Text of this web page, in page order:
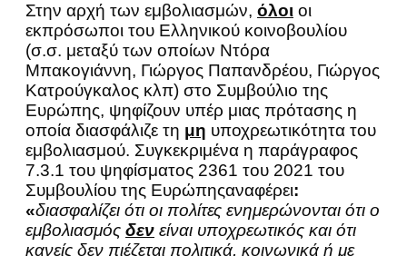
Στην αρχή των εμβολιασμών, όλοι οι
εκπρόσωποι του Ελληνικού κοινοβουλίου
(σ.σ. μεταξύ των οποίων Ντόρα
Μπακογιάννη, Γιώργος Παπανδρέου, Γιώργος
Κατρούγκαλος κλπ) στο Συμβούλιο της
Ευρώπης, ψηφίζουν υπέρ μιας πρότασης η
οποία διασφάλιζε τη μη υποχρεωτικότητα του
εμβολιασμού. Συγκεκριμένα η παράγραφος
7.3.1 του ψηφίσματος 2361 του 2021 του
Συμβουλίου της Ευρώπηςαναφέρει:
«διασφαλίζει ότι οι πολίτες ενημερώνονται ότι ο
εμβολιασμός δεν είναι υποχρεωτικός και ότι
κανείς δεν πιέζεται πολιτικά, κοινωνικά ή με